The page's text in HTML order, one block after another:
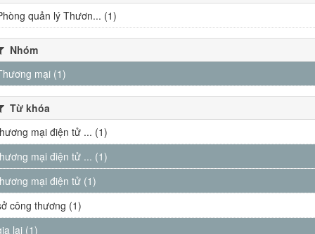
quản lý Thươn... (1)
Nhóm
mại (1)
Từ khóa
mại điện tử ... (1)
mại điện tử ... (1)
mại điện tử (1)
công thương (1)
lai (1)